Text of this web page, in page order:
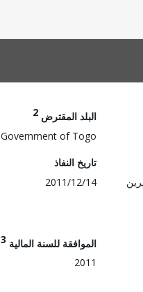
البلد المقترض 2
Government of Togo
تاريخ النفاذ
2011/12/14
الموافقة للسنة المالية 3
2011